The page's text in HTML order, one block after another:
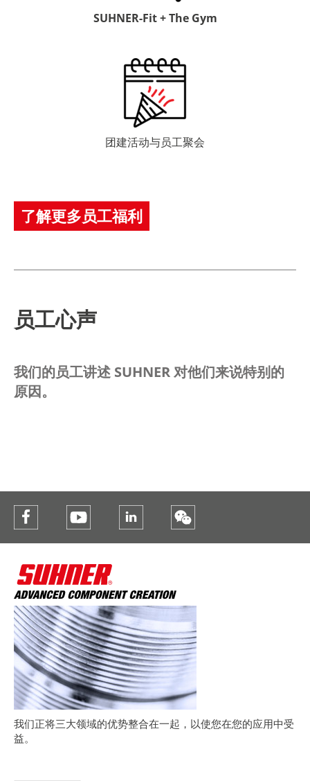
SUHNER-Fit + The Gym
团建活动与员工聚会
了解更多员工福利
员工心声
我们的员工讲述 SUHNER 对他们来说特别的
原因。
我们正将三大领域的优势整合在一起，以使您在您的应用中受
益。